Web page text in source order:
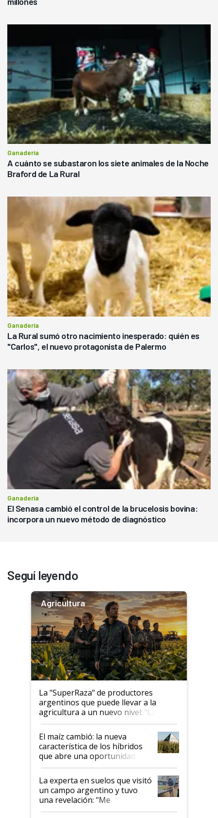
Ganadería
A cuánto se subastaron los siete animales de la Noche
Braford de La Rural
Ganadería
La Rural sumó otro nacimiento inesperado: quién es
"Carlos", el nuevo protagonista de Palermo
Ganadería
El Senasa cambió el control de la brucelosis bovina:
incorpora un nuevo método de diagnóstico
Seguí leyendo
Agricultura
La "SuperRaza" de productores
argentinos que puede llevar a la
agricultura a un nuevo nivel: "Las
posibilidades de crecimiento son
infinitas"
El maíz cambió: la nueva
característica de los híbridos
que abre una oportunidad en
el lote
La experta en suelos que visitó
un campo argentino y tuvo
una revelación: "Me
impresionó mucho"